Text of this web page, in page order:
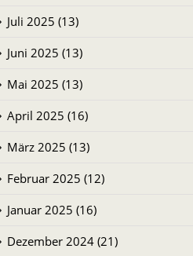
Juli 2025 (13)
Juni 2025 (13)
Mai 2025 (13)
April 2025 (16)
März 2025 (13)
Februar 2025 (12)
Januar 2025 (16)
Dezember 2024 (21)